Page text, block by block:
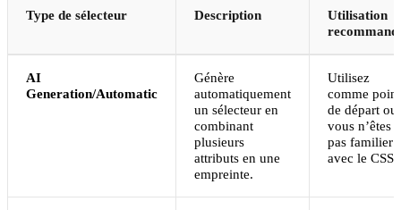
Type de sélecteur Description
Utilisation
AI
Generation/Automatic
Génère
automatiquement
un sélecteur en
combinant
plusieurs
attributs en une
empreinte.
Utilisez
comme point
de départ ou
vous n’êtes
pas familier
avec le CSS.